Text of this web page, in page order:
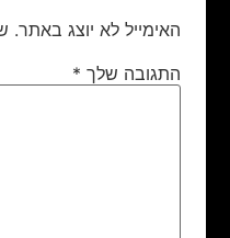
האימייל לא יוצג באתר.
התגובה שלך *